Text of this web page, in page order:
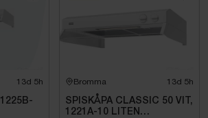
13d 5h Bromma 13d 5h
SPISKÅPA CLASSIC 50 VIT,
1221A-10 LITEN